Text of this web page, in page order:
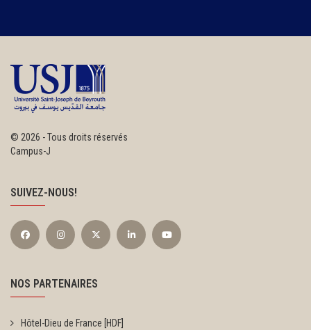
© 2026 - Tous droits réservés
Campus-J
SUIVEZ-NOUS!
NOS PARTENAIRES
Hôtel-Dieu de France [HDF]